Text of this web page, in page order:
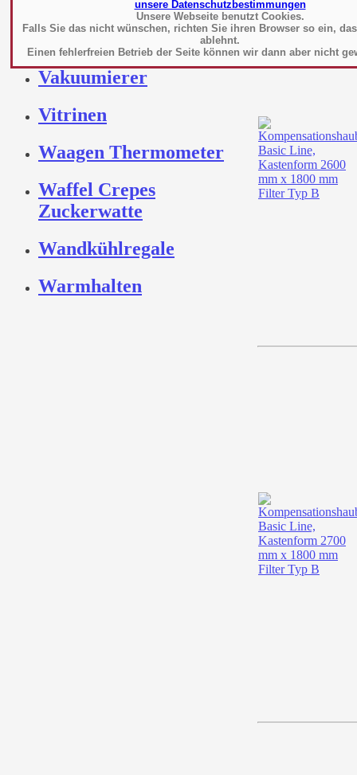
unsere Datenschutzbestimmungen
Unsere Webseite benutzt Cookies.
Falls Sie das nicht wünschen, richten Sie ihren Browser so ein,
ablehnt.
Einen fehlerfreien Betrieb der Seite können wir dann aber nicht
Vakuumierer
Vitrinen
Waagen Thermometer
Waffel Crepes
Zuckerwatte
Wandkühlregale
Warmhalten